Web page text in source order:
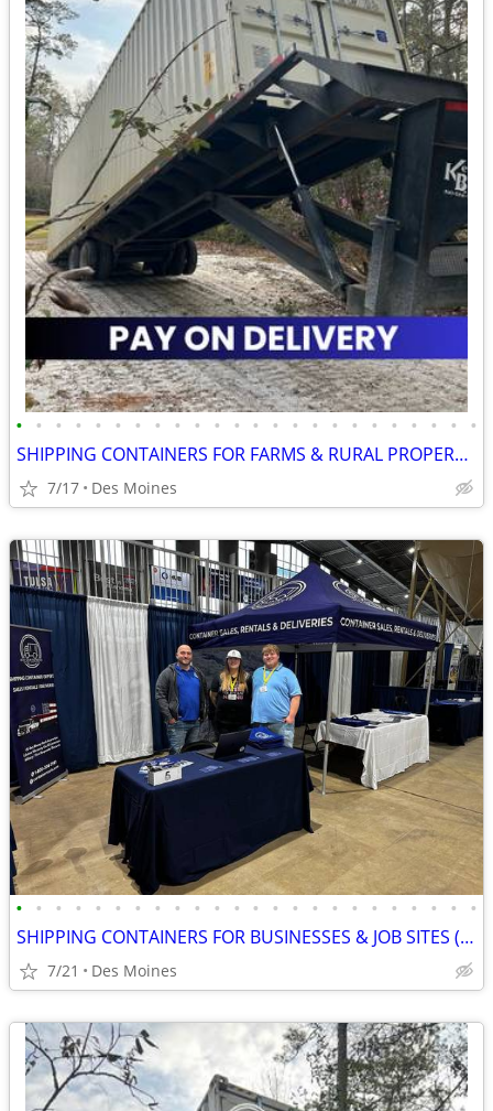
• • • • • • • • • • • • • • • • • • • • • • • •
SHIPPING CONTAINERS FOR FARMS & RURAL PROPERTIES (385) 446-6148
7/17 Des Moines
• • • • • • • • • • • • • • • • • • • • • • • •
SHIPPING CONTAINERS FOR BUSINESSES & JOB SITES (385) 446-6148
7/21 Des Moines